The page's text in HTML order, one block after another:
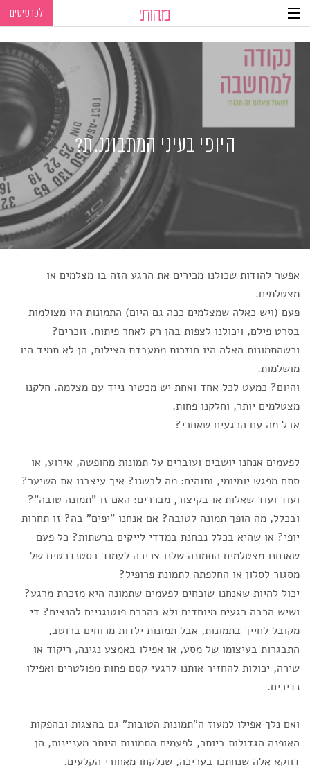
Content
navigation
לכרטיסים
היופי בעיני המתבוננ.ת?
אפשר להודות שכולנו מכירים את הרגע הזה בו מצלמים או
מצטלמים.
פעם (ויש כאלה שמצלמים ככה גם היום) התמונות היו מצולמות
בסרט פילם, ויכולנו לצפות בהן רק לאחר פיתוח. זוכרים?
וכשהתמונות האלה היו חוזרות ממעבדת הצילום, הן לא תמיד היו
מושלמות.
והיום? כמעט לכל אחד ואחת יש מכשיר נייד עם מצלמה. חלקנו
מצטלמים יותר, וחלקנו פחות.
אבל מה עם הרגעים שאחרי?
לפעמים אנחנו יושבים ועוברים על תמונות מחופשה, אירוע, או
סתם מפגש יומיומי, ותוהים: מה לבשנו? איך עיצבנו את השיער?
ועוד ועוד שאלות או בקיצור, מבררים: האם זו "תמונה טובה"?
ובכלל, מה הופך תמונה לטובה? אם אנחנו "יפים" בה? זו תחרות
יופי? או שהיא בכלל נבחנת במדדי לייקים ברשתות? כל פעם
שאנחנו מצטלמים התמונה שלנו צריכה לעמוד בסטנדרטים של
מסגור לסלון או החלפתה לתמונת פרופיל?
יכול להיות שאנחנו שוכחים לפעמים שתמונה היא מזכרת מרגע?
ושיש הרבה רגעים מיוחדים ולא בהכרח פוטוגניים להנציח? די
מקובל לחייך בתמונות, אבל תמונות ילדות מרוחים ברוטב,
התבגרות בעיצומו של מסע, או אפילו באמצע נגינה, ריקוד או
שירה, יכולות להחזיר אותנו לרגעי קסם פחות מפולטרים ואפילו
נדירים.
ואם נלך אפילו למעוז ה"תמונות הטובות" גם בהצגות ובהפקות
האופנה הגדולות ביותר, לפעמים התמונות היותר מעניינות, הן
דווקא אלה שנחתכו בעריכה, שנלקחו מאחורי הקלעים.